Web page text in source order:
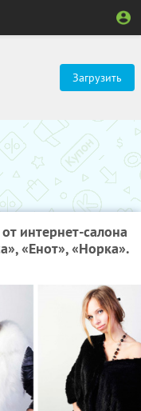
Загрузить
интернет-салона
«Енот», «Норка».